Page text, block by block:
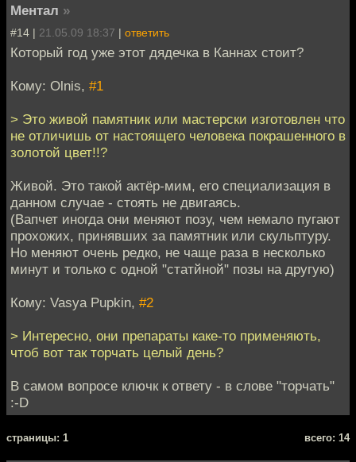
Ментал »
#14 | 21.05.09 18:37 | ответить
Который год уже этот дядечка в Каннах стоит?
Кому: Olnis, #1
> Это живой памятник или мастерски изготовлен что
не отличишь от настоящего человека покрашенного в
золотой цвет!!?
Живой. Это такой актёр-мим, его специализация в
данном случае - стоять не двигаясь.
(Вапчет иногда они меняют позу, чем немало пугают
прохожих, принявших за памятник или скульптуру.
Но меняют очень редко, не чаще раза в несколько
минут и только с одной "статйной" позы на другую)
Кому: Vasya Pupkin, #2
> Интересно, они препараты каке-то применяють,
чтоб вот так торчать целый день?
В самом вопросе ключк к ответу - в слове "торчать"
:-D
cтраницы: 1 всего: 14